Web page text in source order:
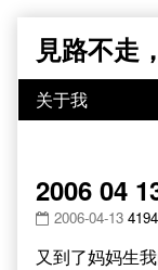
content
見路不走
2006 04
2006-04-13
又到了妈妈生我